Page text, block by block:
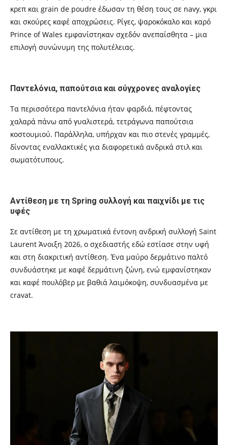
κρεπ και grain de poudre έδωσαν τη θέση τους σε navy, γκρι
και σκούρες καφέ αποχρώσεις. Ρίγες, ψαροκόκαλο και καρό
Prince of Wales εμφανίστηκαν σχεδόν ανεπαίσθητα – μια
επιλογή συνώνυμη της πολυτέλειας.
Παντελόνια, παπούτσια και σύγχρονες αναλογίες
Τα περισσότερα παντελόνια ήταν φαρδιά, πέφτοντας
χαλαρά πάνω από γυαλιστερά, τετράγωνα παπούτσια
κοστουμιού. Παράλληλα, υπήρχαν και πιο στενές γραμμές,
δίνοντας εναλλακτικές για διαφορετικά ανδρικά στιλ και
σωματότυπους.
Αντίθεση με τη Spring συλλογή και παιχνίδι με τις
υφές
Σε αντίθεση με τη χρωματικά έντονη ανδρική συλλογή Saint
Laurent Άνοιξη 2026, ο σχεδιαστής εδώ εστίασε στην υφή
και στη διακριτική αντίθεση. Ένα μαύρο δερμάτινο παλτό
συνδυάστηκε με καφέ δερμάτινη ζώνη, ενώ εμφανίστηκαν
και καφέ πουλόβερ με βαθιά λαιμόκοψη, συνδυασμένα με
cravat.